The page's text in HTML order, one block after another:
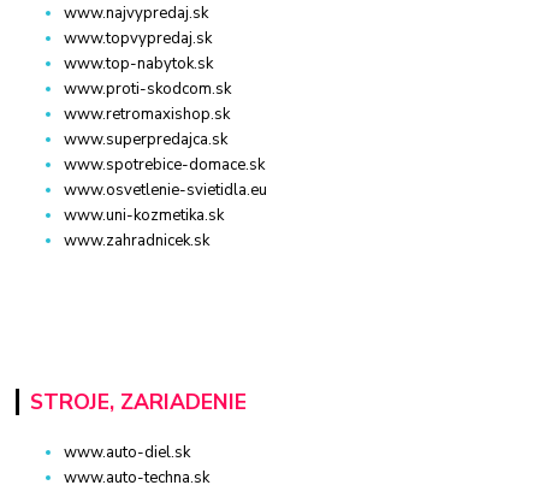
www.najvypredaj.sk
www.topvypredaj.sk
www.top-nabytok.sk
www.proti-skodcom.sk
www.retromaxishop.sk
www.superpredajca.sk
www.spotrebice-domace.sk
www.osvetlenie-svietidla.eu
www.uni-kozmetika.sk
www.zahradnicek.sk
STROJE, ZARIADENIE
www.auto-diel.sk
www.auto-techna.sk